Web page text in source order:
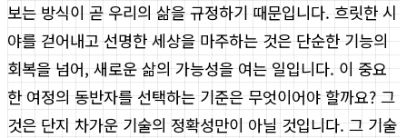
보는 방식이 곧 우리의 삶을 규정하기 때문입니다. 흐릿한 시
야를 걷어내고 선명한 세상을 마주하는 것은 단순한 기능의
회복을 넘어, 새로운 삶의 가능성을 여는 일입니다. 이 중요
한 여정의 동반자를 선택하는 기준은 무엇이어야 할까요? 그
것은 단지 차가운 기술의 정확성만이 아닐 것입니다. 그 기술